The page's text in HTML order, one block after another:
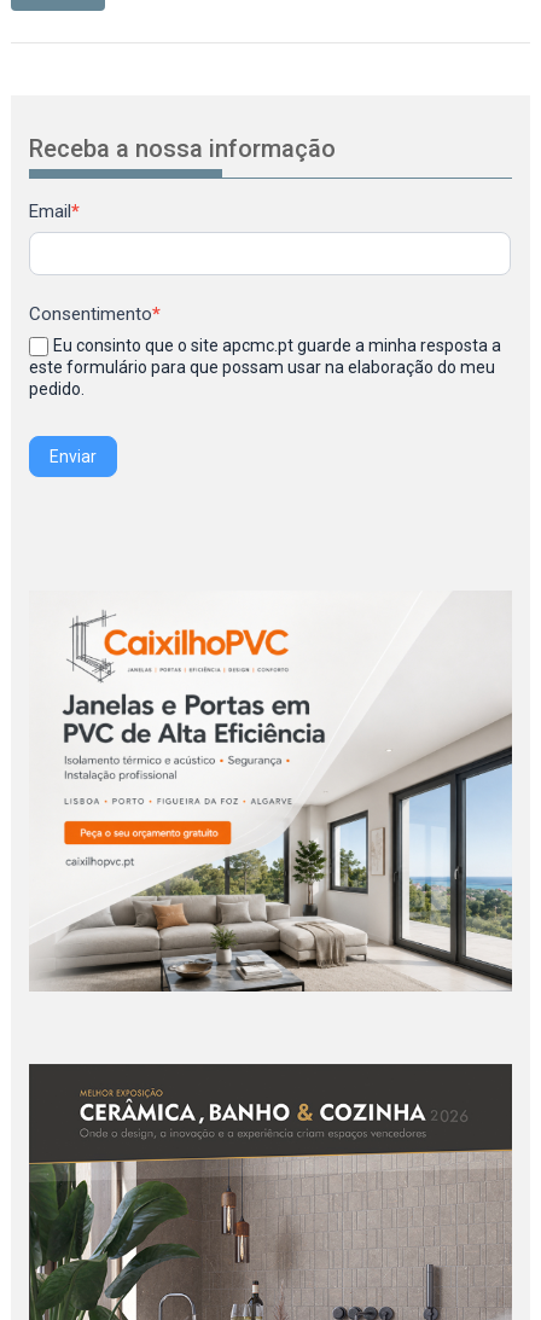
Receba a nossa informação
Newsletter
Email*
Consentimento*
Eu consinto que o site apcmc.pt guarde a minha resposta a
este formulário para que possam usar na elaboração do meu
pedido.
Enviar